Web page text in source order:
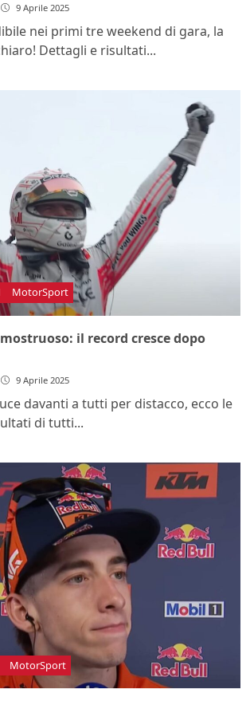
9 Aprile 2025
nei primi tre weekend di gara, la
Dettagli e risultati...
MotorSport
il record cresce dopo
9 Aprile 2025
davanti a tutti per distacco, ecco le
di tutti...
MotorSport